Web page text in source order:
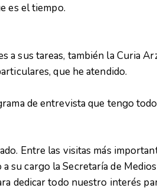
es el tiempo.
a sus tareas, también la Curia
que he atendido.
de entrevista que tengo
Entre las visitas más
su cargo la Secretaría de
dedicar todo nuestro interés